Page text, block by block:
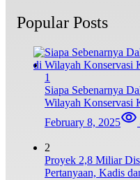
Popular Posts
1
Siapa Sebenarnya
Wilayah Konservasi
February 8, 2025
2
Proyek 2,8 Miliar
Pertanyaan, Kadis